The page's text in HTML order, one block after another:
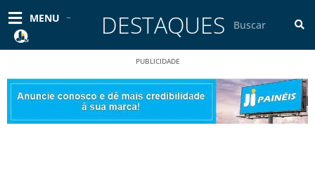
para
conteúdo
MENU DESTAQUES
PUBLICIDADE